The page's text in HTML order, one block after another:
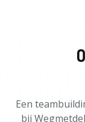
Een
bij